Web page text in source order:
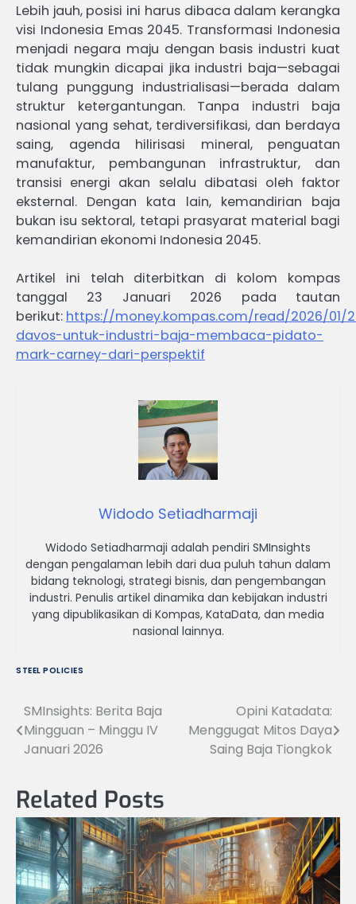
Lebih jauh, posisi ini harus dibaca dalam kerangka
visi Indonesia Emas 2045. Transformasi Indonesia
menjadi negara maju dengan basis industri kuat
tidak mungkin dicapai jika industri baja—sebagai
tulang punggung industrialisasi—berada dalam
struktur ketergantungan. Tanpa industri baja
nasional yang sehat, terdiversifikasi, dan berdaya
saing, agenda hilirisasi mineral, penguatan
manufaktur, pembangunan infrastruktur, dan
transisi energi akan selalu dibatasi oleh faktor
eksternal. Dengan kata lain, kemandirian baja
bukan isu sektoral, tetapi prasyarat material bagi
kemandirian ekonomi Indonesia 2045.
Artikel ini telah diterbitkan di kolom kompas
tanggal 23 Januari 2026 pada tautan
berikut: https://money.kompas.com/read/2026/01/
davos-untuk-industri-baja-membaca-pidato-
mark-carney-dari-perspektif
Widodo Setiadharmaji
Widodo Setiadharmaji adalah pendiri SMInsights
dengan pengalaman lebih dari dua puluh tahun dalam
bidang teknologi, strategi bisnis, dan pengembangan
industri. Penulis artikel dinamika dan kebijakan industri
yang dipublikasikan di Kompas, KataData, dan media
nasional lainnya.
STEEL POLICIES
Navigasi
pos
SMInsights: Berita Baja
Mingguan – Minggu IV
Januari 2026
Opini Katadata:
Menggugat Mitos Daya
Saing Baja Tiongkok
Related Posts